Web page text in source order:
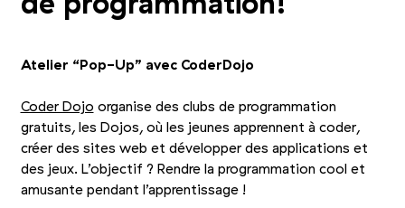
Atelier “ Pop-Up” avec CoderDojo
Coder Dojo organise des clubs de programmation
gratuits, les Dojos, où les jeunes apprennent à coder,
créer des sites web et développer des applications et
des jeux. L’objectif ? Rendre la programmation cool et
amusante pendant l’apprentissage !